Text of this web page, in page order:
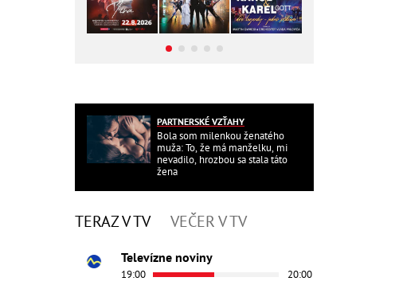
PARTNERSKÉ VZŤAHY
Bola som milenkou ženatého
muža: To, že má manželku, mi
nevadilo, hrozbou sa stala táto
žena
TERAZ V TV VEČER V TV
Televízne noviny
19:00 20:00